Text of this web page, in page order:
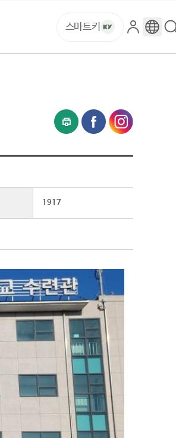
스마트키
로
구
1917